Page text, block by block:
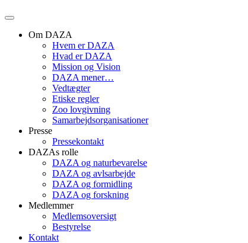
Om DAZA
Hvem er DAZA
Hvad er DAZA
Mission og Vision
DAZA mener…
Vedtægter
Etiske regler
Zoo lovgivning
Samarbejdsorganisationer
Presse
Pressekontakt
DAZAs rolle
DAZA og natur­bevarelse
DAZA og avls­arbejde
DAZA og formidling
DAZA og forskning
Medlemmer
Medlemsoversigt
Bestyrelse
Kontakt